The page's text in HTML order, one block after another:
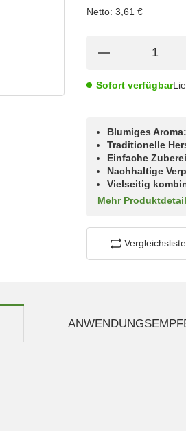
Netto: 3,61 €
Sofort verfügbar
Blumiges Aroma:
Traditionelle
Einfache
Nachhaltige
Vielseitig
Mehr
Vergleichsliste